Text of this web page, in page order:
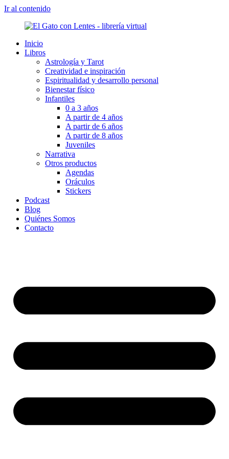
Ir al contenido
Inicio
Libros
Astrología y Tarot
Creatividad e inspiración
Espiritualidad y desarrollo personal
Bienestar físico
Infantiles
0 a 3 años
A partir de 4 años
A partir de 6 años
A partir de 8 años
Juveniles
Narrativa
Otros productos
Agendas
Oráculos
Stickers
Podcast
Blog
Quiénes Somos
Contacto